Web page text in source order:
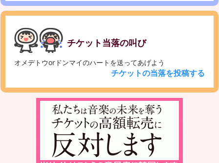
チケット当落の叫び
オメデトウorドンマイのハートを送ってあげよう
チケットの当落を投稿する